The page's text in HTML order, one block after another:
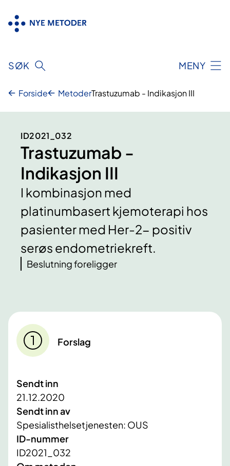
innhold
SØK MENY
Forside MetoderTrastuzumab - Indikasjon III
ID2021_032
Trastuzumab -
Indikasjon III
I kombinasjon med
platinumbasert kjemoterapi hos
pasienter med Her-2- positiv
serøs endometriekreft.
Beslutning foreligger
Forslag
Sendt inn
21.12.2020
Sendt inn av
Spesialisthelsetjenesten: OUS
ID-nummer
ID2021_032